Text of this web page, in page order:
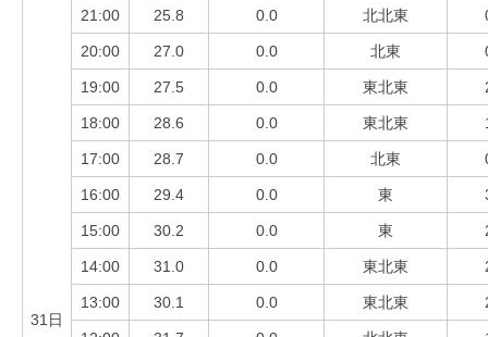
31日
21:00 25.8 0.0 北北東
20:00 27.0 0.0 北東
19:00 27.5 0.0 東北東
18:00 28.6 0.0 東北東
17:00 28.7 0.0 北東
16:00 29.4 0.0 東
15:00 30.2 0.0 東
14:00 31.0 0.0 東北東
13:00 30.1 0.0 東北東